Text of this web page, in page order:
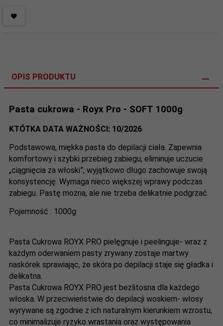
OPIS PRODUKTU
Pasta cukrowa - Royx Pro - SOFT 1000g
KTÓTKA DATA WAŻNOŚCI: 10/2026
Podstawowa, miękka pasta do depilacji ciała. Zapewnia
komfortowy i szybki przebieg zabiegu, eliminuje uczucie
„ciągnięcia za włoski”, wyjątkowo długo zachowuje swoją
konsystencję. Wymaga nieco większej wprawy podczas
zabiegu. Pastę można, ale nie trzeba delikatnie podgrzać
Pojemność : 1000g
Pasta Cukrowa ROYX PRO pielęgnuje i peelinguje- wraz z
każdym oderwaniem pasty zrywany zostaje martwy
naskórek sprawiając, że skóra po depilacji staje się gładka i
delikatna.
Pasta Cukrowa ROYX PRO jest bezlitosna dla każdego
włoska. W przeciwieństwie do depilacji woskiem- włosy
wyrywane są zgodnie z ich naturalnym kierunkiem wzrostu,
co minimalizuje ryzyko wrastania oraz występowania